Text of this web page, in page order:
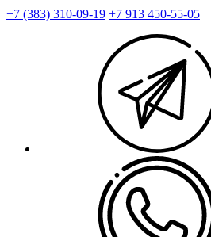
+7 (383) 310-09-19 +7 913 450-55-05